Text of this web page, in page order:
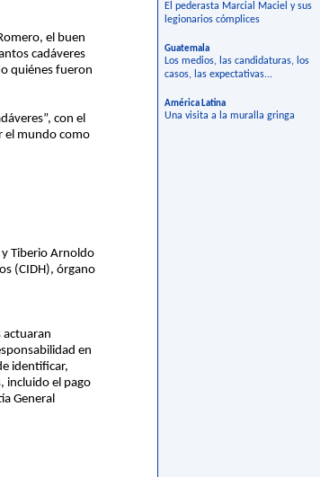
el buen
cadáveres
quiénes fueron
con el
el mundo como
y Tiberio Arnoldo
(CIDH), órgano
actuaran
en
identificar,
incluido el pago
General
El pederasta Marcial Maciel y sus
legionarios cómplices
Guatemala
Los medios, las candidaturas, los
casos, las expectativas...
América Latina
Una visita a la muralla gringa